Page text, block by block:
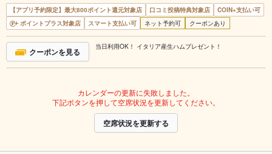
【アプリ予約限定】最大800ポイント還元対象店 口コミ投稿特典対象店
COIN+支払い可
ポイントプラス対象店
スマート支払い可 ネット予約可 クーポンあり
クーポンを見る 当日利用OK！ イタリア産生ハムプレゼント！
カレンダーの更新に失敗しました。
下記ボタンを押して空席状況を更新してください。
空席状況を更新する